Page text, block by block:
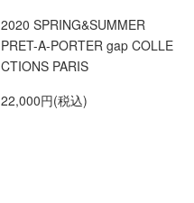
2020 SPRING&SUMMER
PRET-A-PORTER gap COLLE
CTIONS PARIS
22,000円(税込)